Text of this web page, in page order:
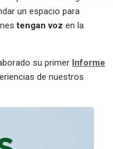
un espacio para
tengan voz en la
su primer Informe
de nuestros